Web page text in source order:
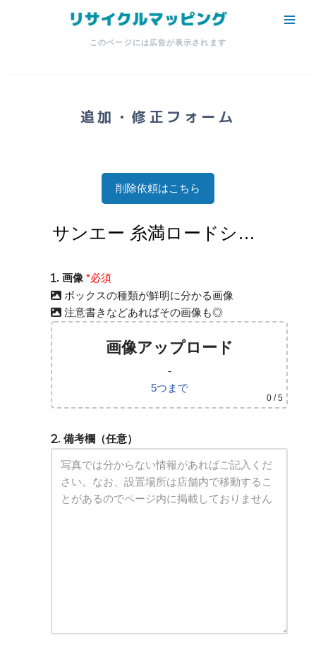
このページには広告が表示されます
追加・修正フォーム
削除依頼はこちら
. 画像 *必須
ボックスの種類が鮮明に分かる画像
注意書きなどあればその画像も◎
画像アップロード
-
5つまで
0 / 5
. 備考欄（任意）